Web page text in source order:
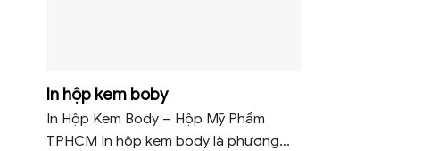
In hộp kem boby
In Hộp Kem Body – Hộp Mỹ Phẩm
TPHCM In hộp kem body là phương...